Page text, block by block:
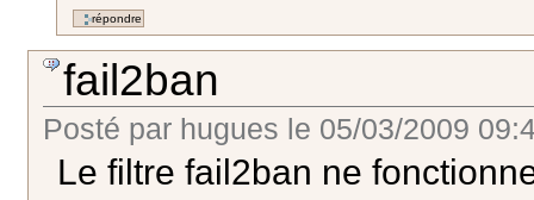
fail2ban
Posté par hugues le 05/03/2009
Le filtre fail2ban ne